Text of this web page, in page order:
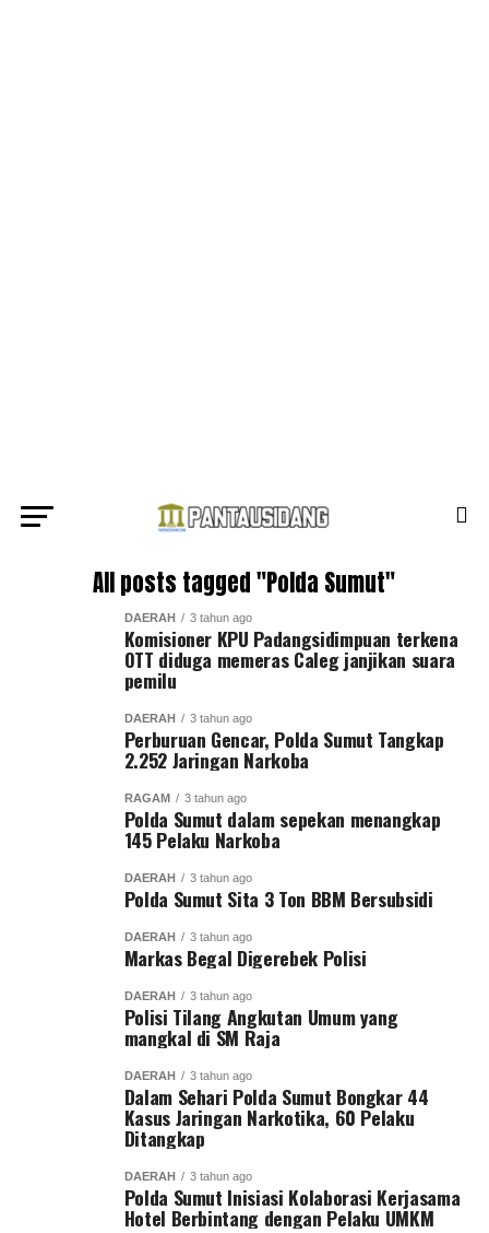
All posts tagged "Polda Sumut"
DAERAH 3 tahun ago
Komisioner KPU Padangsidimpuan terkena
OTT diduga memeras Caleg janjikan suara
pemilu
DAERAH 3 tahun ago
Perburuan Gencar, Polda Sumut Tangkap
2.252 Jaringan Narkoba
RAGAM 3 tahun ago
Polda Sumut dalam sepekan menangkap
145 Pelaku Narkoba
DAERAH 3 tahun ago
Polda Sumut Sita 3 Ton BBM Bersubsidi
DAERAH 3 tahun ago
Markas Begal Digerebek Polisi
DAERAH 3 tahun ago
Polisi Tilang Angkutan Umum yang
mangkal di SM Raja
DAERAH 3 tahun ago
Dalam Sehari Polda Sumut Bongkar 44
Kasus Jaringan Narkotika, 60 Pelaku
Ditangkap
DAERAH 3 tahun ago
Polda Sumut Inisiasi Kolaborasi Kerjasama
Hotel Berbintang dengan Pelaku UMKM